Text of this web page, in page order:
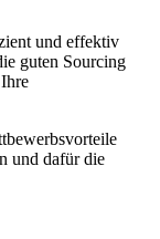
und effektiv
guten Sourcing
und dafür die